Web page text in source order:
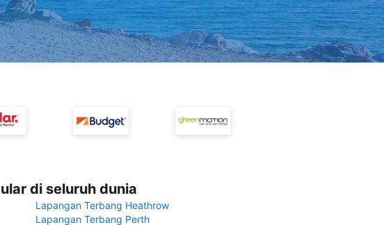
di seluruh dunia
Lapangan Terbang Heathrow
Lapangan Terbang Perth